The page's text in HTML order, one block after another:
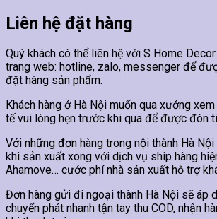
Liên hệ đặt hàng
Quý khách có thể liên hệ với S Home
trang web: hotline, zalo, messenger để
đặt hàng sản phẩm.
Khách hàng ở Hà Nội muốn qua xưởng
tế vui lòng hẹn trước khi qua để được đón
Với những đơn hàng trong nội thành Hà
khi sản xuất xong với dịch vụ ship hàng
Ahamove… cước phí nhà sản xuất hỗ trợ
Đơn hàng gửi đi ngoại thành Hà Nội sẽ áp
chuyển phát nhanh tận tay thu COD, nhận